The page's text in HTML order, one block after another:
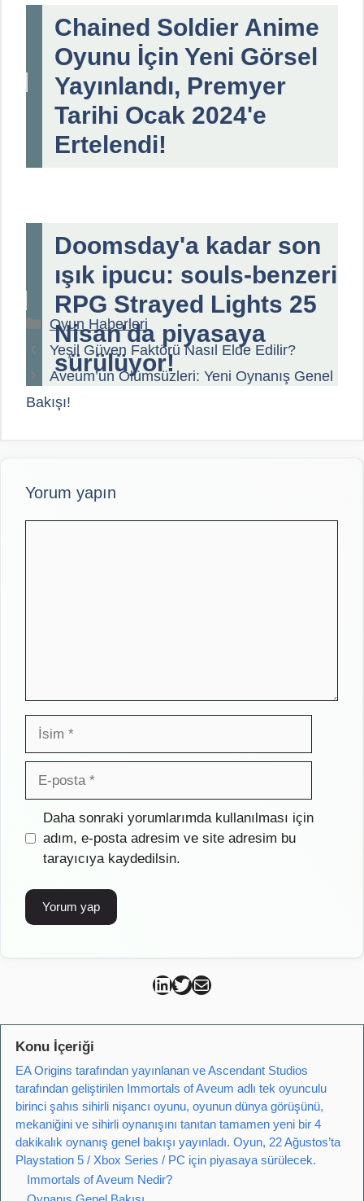
Chained Soldier Anime
Oyunu İçin Yeni Görsel
Yayınlandı, Premyer
Tarihi Ocak 2024'e
Ertelendi!
Doomsday'a kadar son
ışık ipucu: souls-benzeri
RPG Strayed Lights 25
Nisan'da piyasaya
sürülüyor!
Kategoriler
Oyun Haberleri
Yeşil Güven Faktörü Nasıl Elde Edilir?
Aveum’un Ölümsüzleri: Yeni Oynanış Genel
Bakışı!
Yorum yapın
İsim
posta
İnternet
sitesi
Daha sonraki yorumlarımda kullanılması için
adım, e-posta adresim ve site adresim bu
tarayıcıya kaydedilsin.
Can Kütahya Linkedin
Can Kütahya Twitter
Can Kütahya Mail
Konu İçeriği
EA Origins tarafından yayınlanan ve Ascendant Studios
tarafından geliştirilen Immortals of Aveum adlı tek oyunculu
birinci şahıs sihirli nişancı oyunu, oyunun dünya görüşünü,
mekaniğini ve sihirli oynanışını tanıtan tamamen yeni bir 4
dakikalık oynanış genel bakışı yayınladı. Oyun, 22 Ağustos’ta
Playstation 5 / Xbox Series / PC için piyasaya sürülecek.
Immortals of Aveum Nedir?